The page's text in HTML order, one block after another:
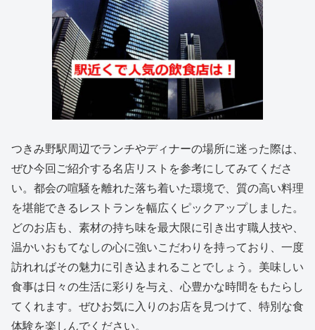
つきみ野駅周辺でランチやディナーの場所に迷った際は、
ぜひ今回ご紹介する名店リストを参考にしてみてくださ
い。都会の喧騒を離れた落ち着いた環境で、質の高い料理
を堪能できるレストランを幅広くピックアップしました。
どのお店も、素材の持ち味を最大限に引き出す職人技や、
温かいおもてなしの心に強いこだわりを持っており、一度
訪れればその魅力に引き込まれることでしょう。美味しい
食事は日々の生活に彩りを与え、心豊かな時間をもたらし
てくれます。ぜひお気に入りのお店を見つけて、特別な食
体験を楽しんでください。